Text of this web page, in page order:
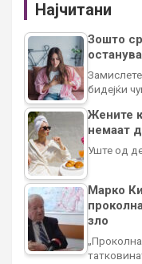
Најчитани
Зошто
бидејќи
Жените
немаат
Уште од
Марко
зло